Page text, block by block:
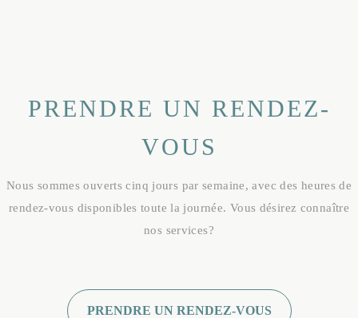
PRENDRE UN RENDEZ-
VOUS
Nous sommes ouverts cinq jours par semaine, avec des heures de
rendez-vous disponibles toute la journée. Vous désirez connaître
nos services?
PRENDRE UN RENDEZ-VOUS